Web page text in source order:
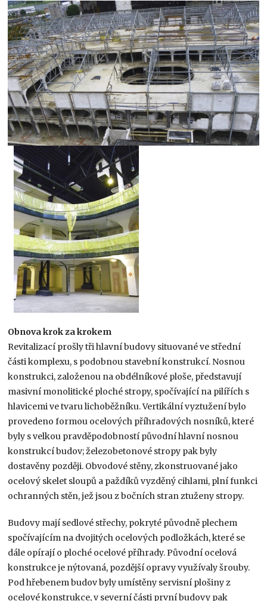
Obnova krok za krokem
Revitalizací prošly tři hlavní budovy situované ve střední
části komplexu, s podobnou stavební konstrukcí. Nosnou
konstrukci, založenou na obdélníkové ploše, představují
masivní monolitické ploché stropy, spočívající na pilířích s
hlavicemi ve tvaru lichoběžníku. Vertikální vyztužení bylo
provedeno formou ocelových příhradových nosníků, které
byly s velkou pravděpodobností původní hlavní nosnou
konstrukcí budov; železobetonové stropy pak byly
dostavěny později. Obvodové stěny, zkonstruované jako
ocelový skelet sloupů a paždíků vyzděný cihlami, plní funkci
ochranných stěn, jež jsou z bočních stran ztuženy stropy.
Budovy mají sedlové střechy, pokryté původně plechem
spočívajícím na dvojitých ocelových podložkách, které se
dále opírají o ploché ocelové příhrady. Původní ocelová
konstrukce je nýtovaná, pozdější opravy využívaly šrouby.
Pod hřebenem budov byly umístěny servisní plošiny z
ocelové konstrukce, v severní části první budovy pak